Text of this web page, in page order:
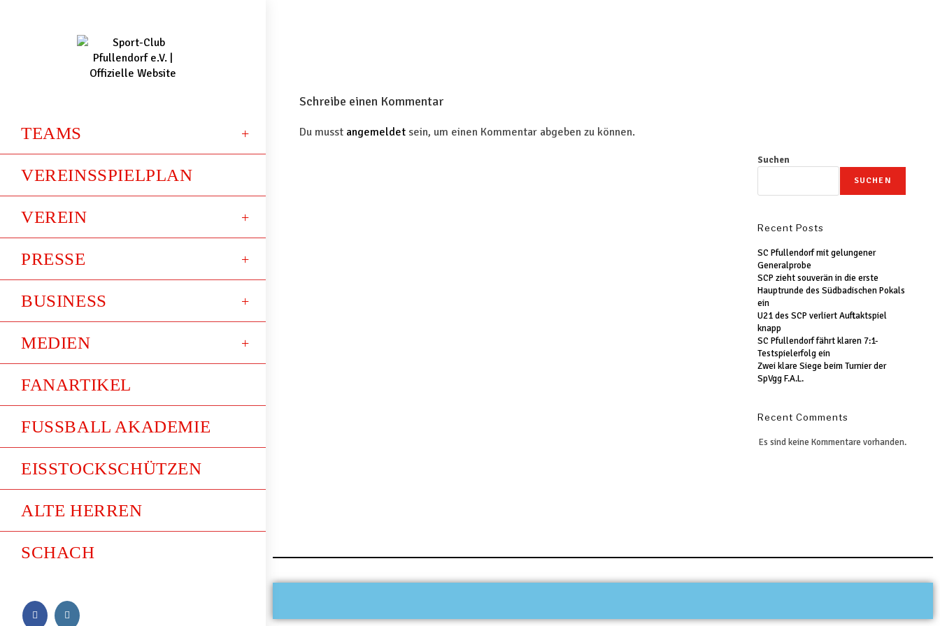
TEAMS
VEREINSSPIELPLAN
VEREIN
PRESSE
BUSINESS
MEDIEN
FANARTIKEL
FUSSBALL AKADEMIE
EISSTOCKSCHÜTZEN
ALTE HERREN
SCHACH
Schreibe einen Kommentar
Du musst angemeldet sein, um einen Kommentar abgeben zu können.
Suchen
SUCHEN
Recent Posts
SC Pfullendorf mit gelungener
Generalprobe
SCP zieht souverän in die erste
Hauptrunde des Südbadischen Pokals
ein
U21 des SCP verliert Auftaktspiel
knapp
SC Pfullendorf fährt klaren 7:1-
Testspielerfolg ein
Zwei klare Siege beim Turnier der
SpVgg F.A.L.
Recent Comments
Es sind keine Kommentare vorhanden.